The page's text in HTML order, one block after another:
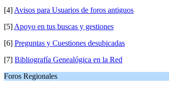
[4] Avisos para Usuarios de foros antiguos
[5] Apoyo en tus buscas y gestiones
[6] Preguntas y Cuestiones desubicadas
[7] Bibliografía Genealógica en la Red
Foros Regionales